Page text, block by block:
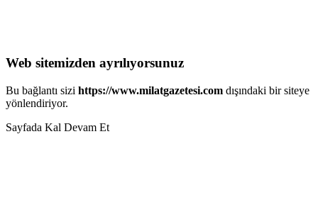
Web sitemizden ayrılıyorsunuz
Bu bağlantı sizi https://www.milatgazetesi.com dışındaki bir siteye
yönlendiriyor.
Sayfada Kal Devam Et